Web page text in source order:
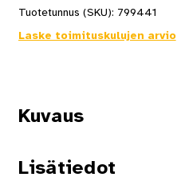
Tuotetunnus (SKU): 799441
Laske toimituskulujen arvio
Kuvaus
Lisätiedot